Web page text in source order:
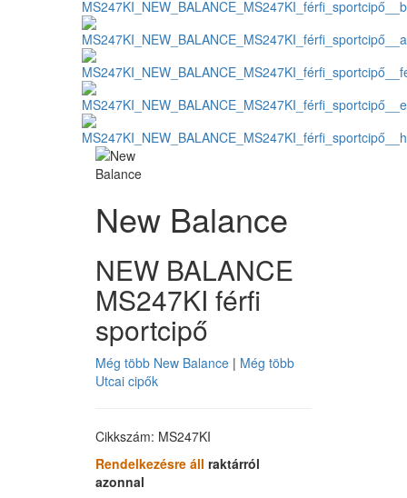
New Balance
NEW BALANCE
MS247KI férfi
sportcipő
Még több New Balance | Még több
Utcai cipők
Cikkszám: MS247KI
Rendelkezésre áll raktárról
azonnal